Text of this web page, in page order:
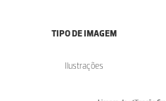
TIPO DE IMAGEM
Ilustrações